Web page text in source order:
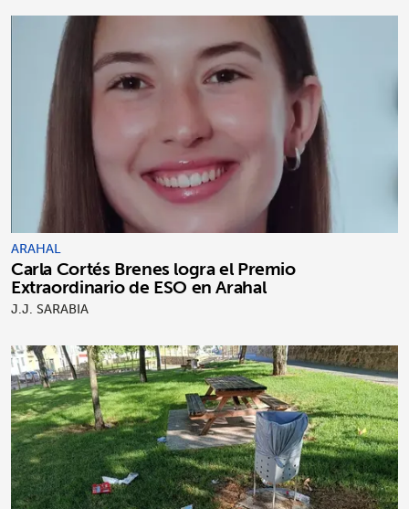
ARAHAL
Carla Cortés Brenes logra el Premio
Extraordinario de ESO en Arahal
J.J. SARABIA